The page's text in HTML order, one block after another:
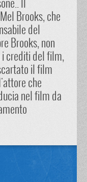
Il
Brooks, che
del
Brooks, non
i crediti del film,
il film
che
nel film da